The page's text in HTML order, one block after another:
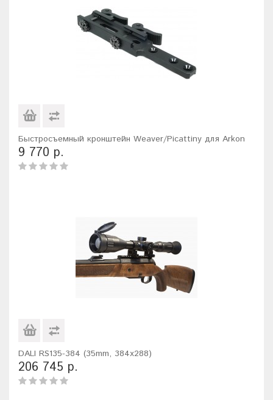
Быстросъемный кронштейн Weaver/Picattiny для Arkon
9 770 р.
DALI RS135-384 (35mm, 384x288)
206 745 р.